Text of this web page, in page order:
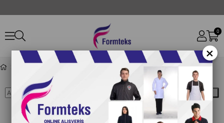
0
Ara
Formteks İş Elbiseleri
×